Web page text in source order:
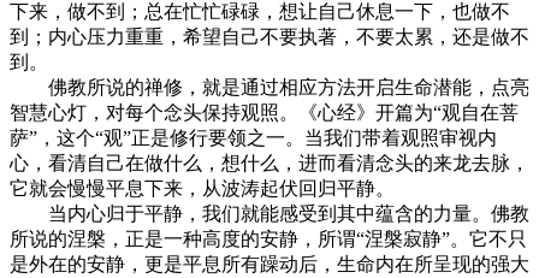
下来，做不到；总在忙忙碌碌，想让自己休息一下，也做不
到；内心压力重重，希望自己不要执著，不要太累，还是做不
到。
佛教所说的禅修，就是通过相应方法开启生命潜能，点亮
智慧心灯，对每个念头保持观照。《心经》开篇为“观自在菩
萨”，这个“观”正是修行要领之一。当我们带着观照审视内
心，看清自己在做什么，想什么，进而看清念头的来龙去脉，
它就会慢慢平息下来，从波涛起伏回归平静。
当内心归于平静，我们就能感受到其中蕴含的力量。佛教
所说的涅槃，正是一种高度的安静，所谓“涅槃寂静”。它不只
是外在的安静，更是平息所有躁动后，生命内在所呈现的强大